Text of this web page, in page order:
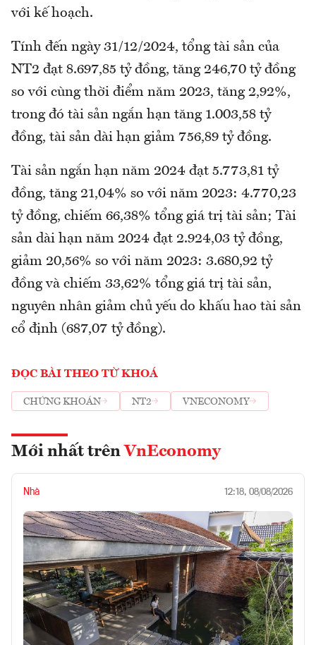
với kế hoạch.
Tính đến ngày 31/12/2024, tổng tài sản của
NT2 đạt 8.697,85 tỷ đồng, tăng 246,70 tỷ đồng
so với cùng thời điểm năm 2023, tăng 2,92%,
trong đó tài sản ngắn hạn tăng 1.003,58 tỷ
đồng, tài sản dài hạn giảm 756,89 tỷ đồng.
Tài sản ngắn hạn năm 2024 đạt 5.773,81 tỷ
đồng, tăng 21,04% so với năm 2023: 4.770,23
tỷ đồng, chiếm 66,38% tổng giá trị tài sản; Tài
sản dài hạn năm 2024 đạt 2.924,03 tỷ đồng,
giảm 20,56% so với năm 2023: 3.680,92 tỷ
đồng và chiếm 33,62% tổng giá trị tài sản,
nguyên nhân giảm chủ yếu do khấu hao tài sản
cổ định (687,07 tỷ đồng).
ĐỌC BÀI THEO TỪ KHOÁ
CHỨNG KHOÁN NT2 VNECONOMY
Mới nhất trên VnEconomy
Nhà 12:18, 08/08/2026